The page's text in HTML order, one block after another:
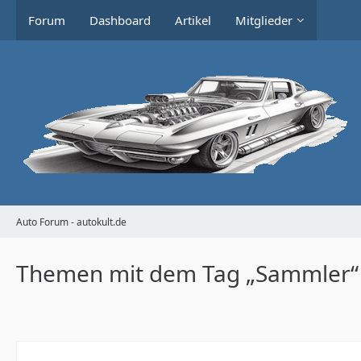
Forum Dashboard Artikel Mitglieder
Auto Forum - autokult.de
Themen mit dem Tag „Sammler“